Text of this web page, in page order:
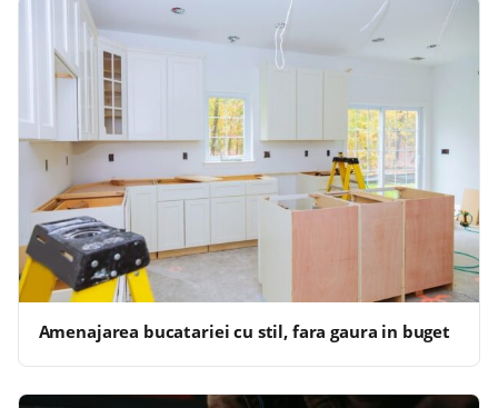
Amenajarea bucatariei cu stil, fara gaura in buget